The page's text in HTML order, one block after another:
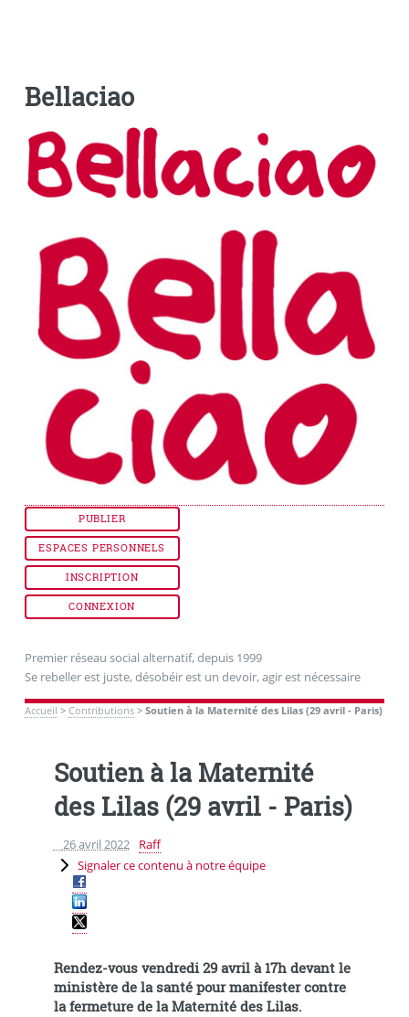
Bellaciao
PUBLIER
ESPACES PERSONNELS
INSCRIPTION
CONNEXION
Premier réseau social alternatif, depuis 1999
Se rebeller est juste, désobéir est un devoir, agir est nécessaire
Accueil > Contributions> Soutien à la Maternité des Lilas (29 avril - Paris)
Soutien à la Maternité
des Lilas (29 avril - Paris)
26 avril 2022
Raff
Signaler ce contenu à notre équipe
Rendez-vous vendredi 29 avril à 17h devant le
ministère de la santé pour manifester contre
la fermeture de la Maternité des Lilas.